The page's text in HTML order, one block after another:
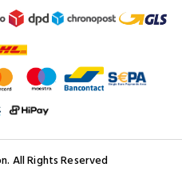
All Rights Reserved